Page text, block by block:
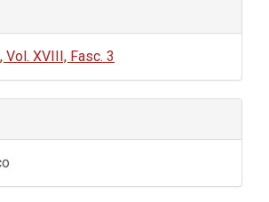
XVIII, Fasc. 3